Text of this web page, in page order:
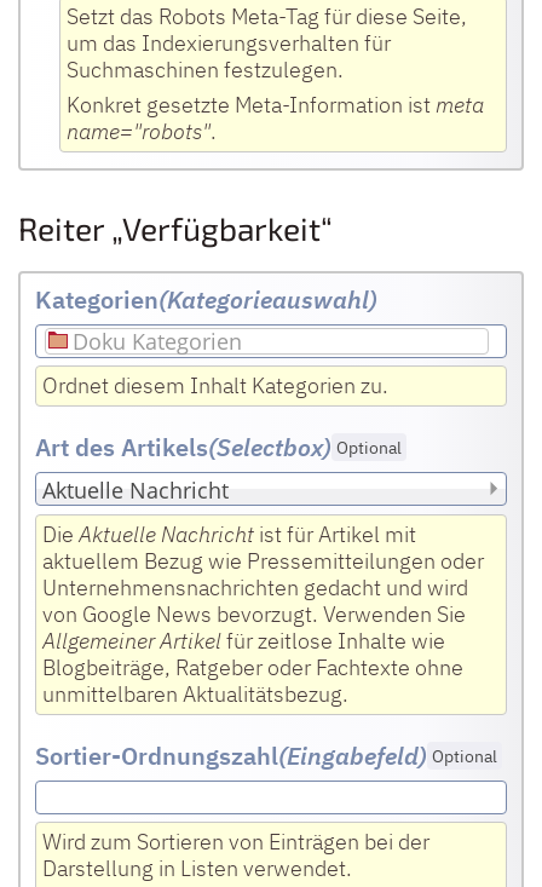
Setzt das Robots Meta-Tag für diese Seite,
um das Indexierungsverhalten für
Suchmaschinen festzulegen.
Konkret gesetzte Meta-Information ist meta
name="robots".
Reiter „Verfügbarkeit“
Kategorien(Kategorieauswahl)
Doku Kategorien
Ordnet diesem Inhalt Kategorien zu.
Art des Artikels(Selectbox) Optional
DieAktuelle Nachricht ist für Artikel mit
aktuellem Bezug wie Pressemitteilungen oder
Unternehmensnachrichten gedacht und wird
von Google News bevorzugt. Verwenden Sie
Allgemeiner Artikelfür zeitlose Inhalte wie
Blogbeiträge, Ratgeber oder Fachtexte ohne
unmittelbaren Aktualitätsbezug.
Sortier-Ordnungszahl(Eingabefeld) Optional
Wird zum Sortieren von Einträgen bei der
Darstellung in Listen verwendet.